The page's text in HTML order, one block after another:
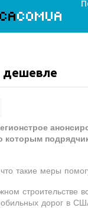
COMUA
дешевле
которым
такие меры
строительстве
дорог в